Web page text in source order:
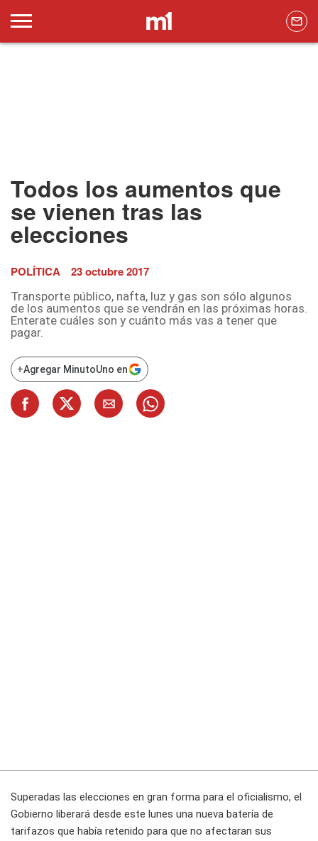
Todos los aumentos que
se vienen tras las
elecciones
POLÍTICA 23 octubre 2017
Transporte público, nafta, luz y gas son sólo algunos
de los aumentos que se vendrán en las próximas horas.
Enterate cuáles son y cuánto más vas a tener que
pagar.
+Agregar MinutoUno en
Superadas las elecciones en gran forma para el oficialismo, el
Gobierno liberará desde este lunes una nueva batería de
tarifazos que había retenido para que no afectaran sus